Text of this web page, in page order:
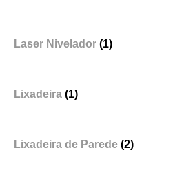
Laser Nivelador (1)
Lixadeira (1)
Lixadeira de Parede (2)